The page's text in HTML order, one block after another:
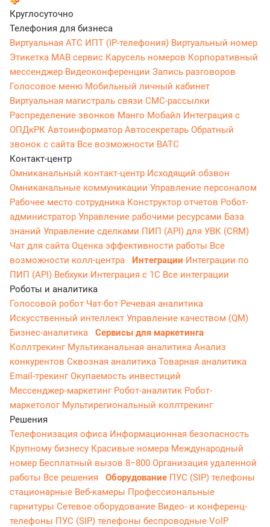
Круглосуточно
Телефония для бизнеса
Виртуальная АТС ИПТ (IP-телефония) Виртуальный номер
Этикетка МАВ сервис Карусель номеров Корпоративный
мессенджер Видеоконференции Запись разговоров
Голосовое меню Мобильный личный кабинет
Виртуальная магистраль связи СМС-рассылки
Распределение звонков Манго Мобайл Интеграция с
ОПДкРК Автоинформатор Автосекретарь Обратный
звонок с сайта Все возможности ВАТС
Контакт-центр
Омниканальный контакт-центр Исходящий обзвон
Омниканальные коммуникации Управление персоналом
Рабочее место сотрудника Конструктор отчетов Робот-
администратор Управление рабочими ресурсами База
знаний Управление сделками ПИП (API) для УВК (CRM)
Чат для сайта Оценка эффективности работы Все
возможности колл-центра
Интеграции Интеграции по
ПИП (API) Вебхуки Интеграция с 1С Все интеграции
Роботы и аналитика
Голосовой робот Чат-бот Речевая аналитика
Искусственный интеллект Управление качеством (QM)
Бизнес-аналитика
Сервисы для маркетинга
Коллтрекинг Мультиканальная аналитика Анализ
конкурентов Сквозная аналитика Товарная аналитика
Email-трекингОкупаемость инвестиций
Мессенджер‑маркетинг Робот-аналитик Робот-
маркетолог Мультирегиональный коллтрекинг
Решения
Телефонизация офиса Информационная безопасность
Крупному бизнесу Красивые номера Международный
номер Бесплатный вызов 8−800 Организация удаленной
работы Все решения Оборудование ПУС (SIP) телефоны
стационарные Веб-камеры Профессиональные
гарнитуры Сетевое оборудование Видео- и конференц-
телефоны ПУС (SIP) телефоны беспроводные VoIP